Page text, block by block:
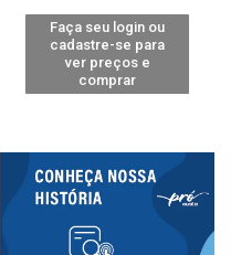
Faça seu login ou
cadastre-se para
ver preços e
comprar